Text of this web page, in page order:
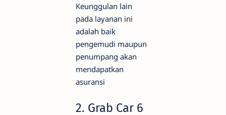
Keunggulan lain
pada layanan ini
adalah baik
pengemudi maupun
penumpang akan
mendapatkan
asuransi
2. Grab Car 6